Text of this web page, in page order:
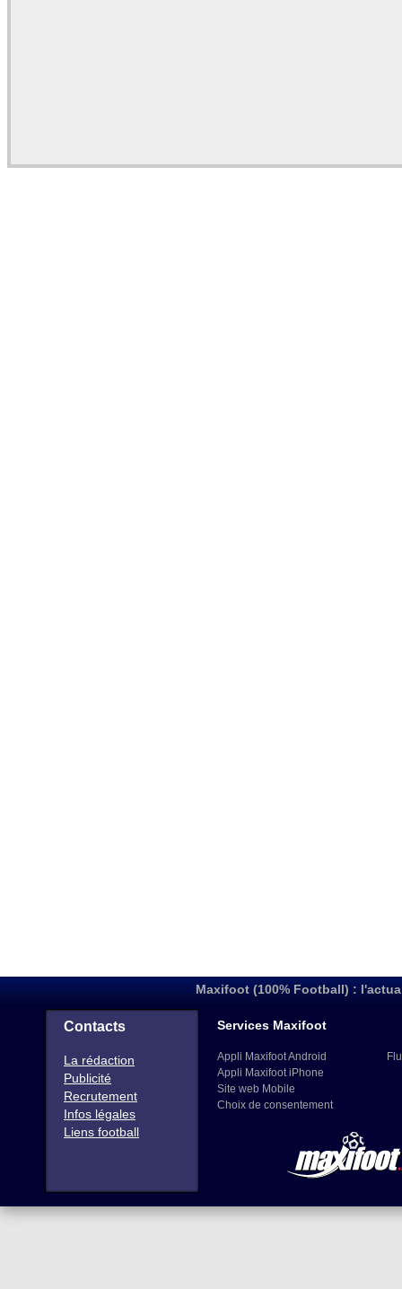
Maxifoot (100% Football) :
Contacts
La rédaction
Publicité
Recrutement
Infos légales
Liens football
Services Maxifoot
Appli Maxifoot Android
Appli Maxifoot iPhone
Site web Mobile
Choix de consentement